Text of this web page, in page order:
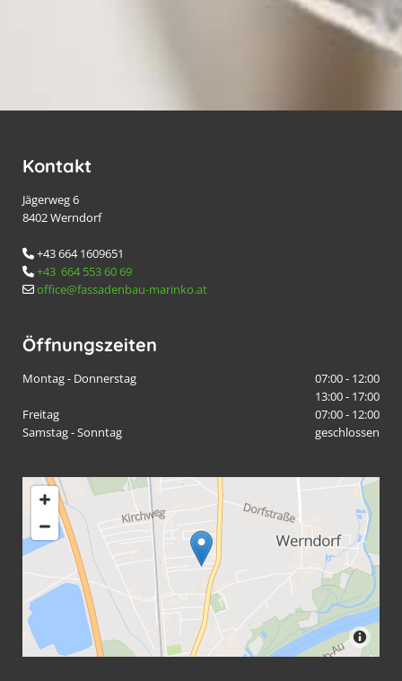
Kontakt
Jägerweg 6
8402 Werndorf
 +43 664 1609651
 +43 664 553 60 69
 office@fassadenbau-marinko.at
Öffnungszeiten
Montag - Donnerstag
07:00 - 12:00
13:00 - 17:00
Freitag
07:00 - 12:00
Samstag - Sonntag
geschlossen